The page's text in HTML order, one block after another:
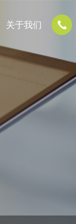
关于我们